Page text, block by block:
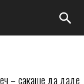
– сакаше да даде